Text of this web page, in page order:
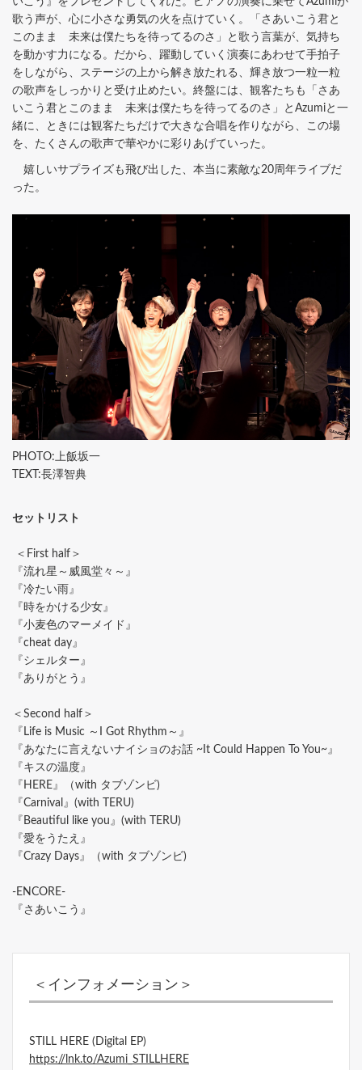
歌う声が、心に小さな勇気の火を点けていく。「さあいこう君と
このまま 未来は僕たちを待ってるのさ」と歌う言葉が、気持ち
を動かす力になる。だから、躍動していく演奏にあわせて手拍子
をしながら、ステージの上から解き放たれる、輝き放つ一粒一粒
の歌声をしっかりと受け止めたい。終盤には、観客たちも「さあ
いこう君とこのまま 未来は僕たちを待ってるのさ」とAzumiと一
緒に、ときには観客たちだけで大きな合唱を作りながら、この場
を、たくさんの歌声で華やかに彩りあげていった。
嬉しいサプライズも飛び出した、本当に素敵な20周年ライブだ
った。
PHOTO:上飯坂一
TEXT:長澤智典
セットリスト
＜First half＞
『流れ星～威風堂々～』
『冷たい雨』
『時をかける少女』
『小麦色のマーメイド』
『cheat day』
『シェルター』
『ありがとう』
＜Second half＞
『Life is Music ～I Got Rhythm～』
『あなたに言えないナイショのお話 ~It Could Happen To You~』
『キスの温度』
『HERE』（with タブゾンビ)
『Carnival』(with TERU)
『Beautiful like you』(with TERU)
『愛をうたえ』
『Crazy Days』（with タブゾンビ)
-ENCORE-
『さあいこう』
＜インフォメーション＞
STILL HERE (Digital EP)
https://lnk.to/Azumi_STILLHERE